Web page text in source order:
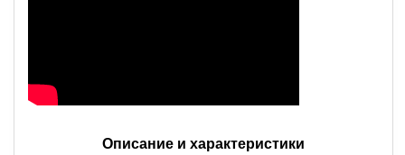
Описание и характеристики